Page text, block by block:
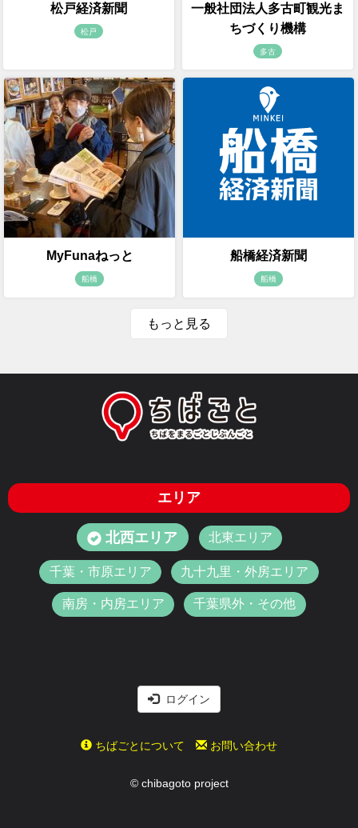
松戸経済新聞
松戸
一般社団法人多古町観光ま
ちづくり機構
多古
MyFunaねっと
船橋
船橋経済新聞
船橋
もっと見る
エリア
北西エリア 北東エリア
千葉・市原エリア 九十九里・外房エリア
南房・内房エリア 千葉県外・その他
ログイン
ちばごとについて お問い合わせ
© chibagoto project